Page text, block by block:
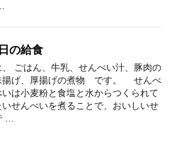
の給食
ごはん、牛乳、せんべい汁、豚肉の
揚げ、厚揚げの煮物 です。 せんべ
は小麦粉と食塩と水からつくられて
せんべいを煮ることで、おいしいせ
…